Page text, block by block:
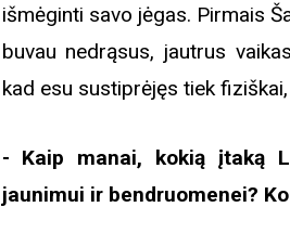
išmėginti savo jėgas. Pirmais
buvau nedrąsus, jautrus
kad esu sustiprėjęs tiek
- Kaip manai, kokią įtaką
jaunimui ir bendruomenei?